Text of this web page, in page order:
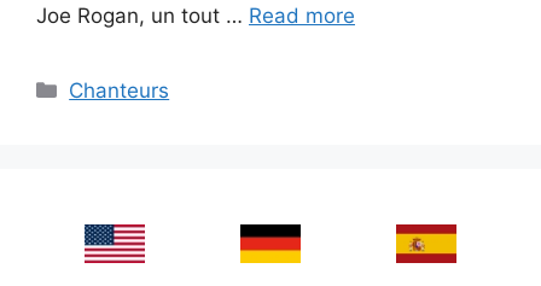
Joe Rogan, un tout … Read more
Categories
Chanteurs